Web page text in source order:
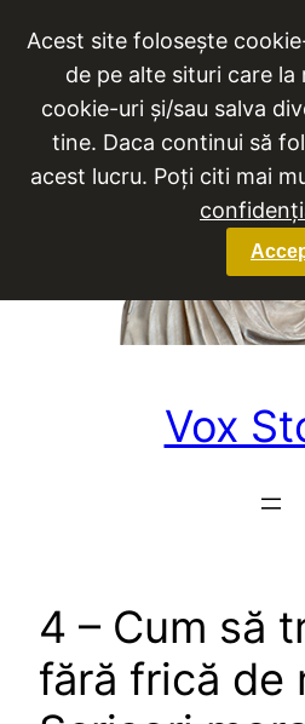
conținut
Vox
4 – Cum să
fără frică de
Acest site folosește
de pe alte situri care
cookie-uri și/sau salva
tine. Daca continui să
acest lucru. Poți citi mai